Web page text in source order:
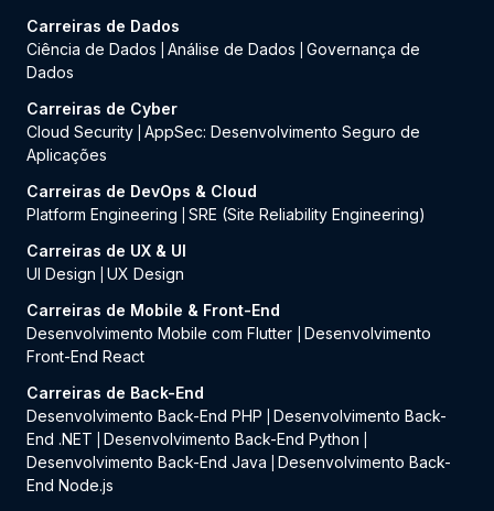
Carreiras de Dados
Ciência de Dados
Análise de Dados
Governança de
Dados
Carreiras de Cyber
Cloud Security AppSec: Desenvolvimento Seguro de
Aplicações
Carreiras de DevOps & Cloud
Platform Engineering
SRE (Site Reliability Engineering)
Carreiras de UX & UI
UI Design
UX Design
Carreiras de Mobile & Front-End
Desenvolvimento Mobile com Flutter
Desenvolvimento
Front-End React
Carreiras de Back-End
Desenvolvimento Back-End PHP
Desenvolvimento Back-
End .NET
Desenvolvimento Back-End Python
Desenvolvimento Back-End Java
Desenvolvimento Back-
End Node.js